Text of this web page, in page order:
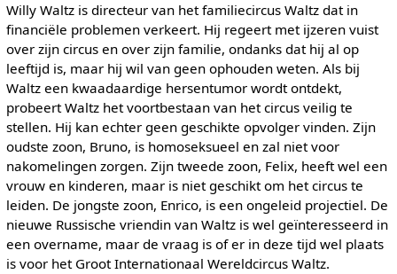
Willy Waltz is directeur van het familiecircus Waltz dat in
financiële problemen verkeert. Hij regeert met ijzeren vuist
over zijn circus en over zijn familie, ondanks dat hij al op
leeftijd is, maar hij wil van geen ophouden weten. Als bij
Waltz een kwaadaardige hersentumor wordt ontdekt,
probeert Waltz het voortbestaan van het circus veilig te
stellen. Hij kan echter geen geschikte opvolger vinden. Zijn
oudste zoon, Bruno, is homoseksueel en zal niet voor
nakomelingen zorgen. Zijn tweede zoon, Felix, heeft wel een
vrouw en kinderen, maar is niet geschikt om het circus te
leiden. De jongste zoon, Enrico, is een ongeleid projectiel. De
nieuwe Russische vriendin van Waltz is wel geïnteresseerd in
een overname, maar de vraag is of er in deze tijd wel plaats
is voor het Groot Internationaal Wereldcircus Waltz.